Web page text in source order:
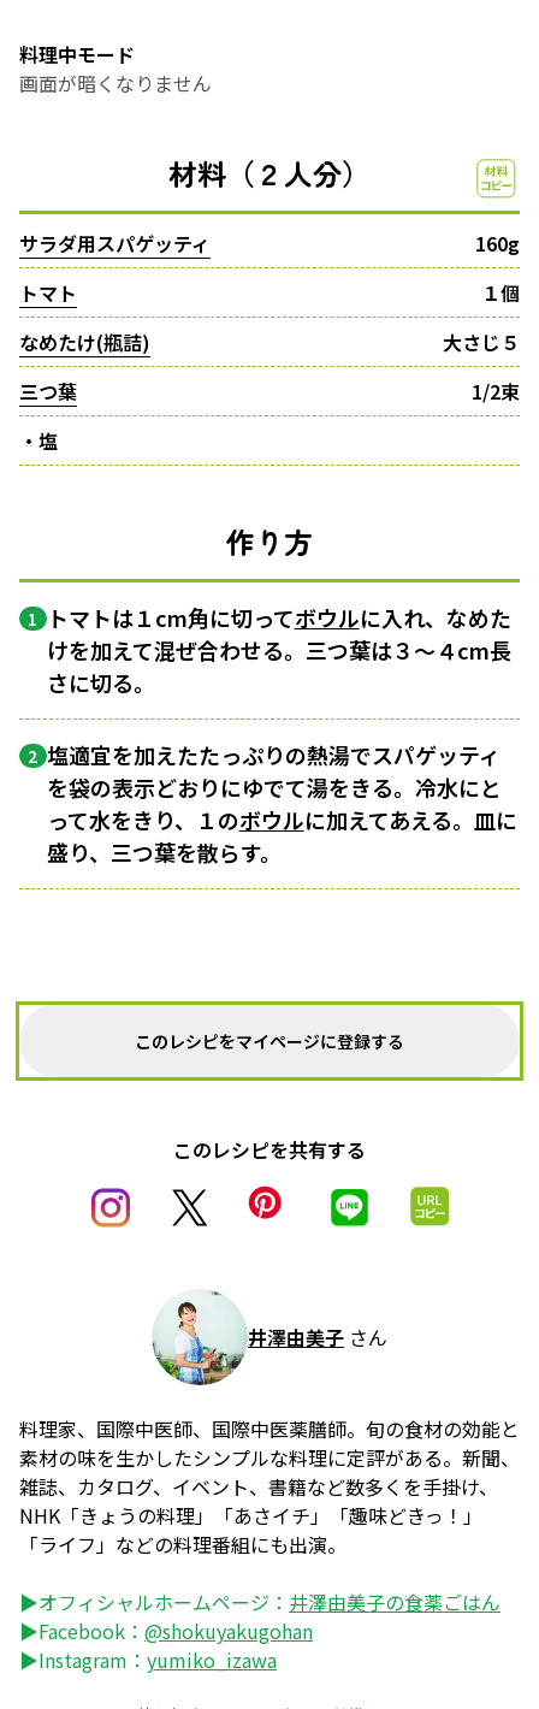
料理中モード
画面が暗くなりません
材料（２人分）
サラダ用スパゲッティ
160g
トマト
１個
なめたけ(瓶詰)
大さじ５
三つ葉
1/2束
・塩
作り方
1 トマトは１cm角に切ってボウルに入れ、なめた
けを加えて混ぜ合わせる。三つ葉は３〜４cm長
さに切る。
2 塩適宜を加えたたっぷりの熱湯でスパゲッティ
を袋の表示どおりにゆでて湯をきる。冷水にと
って水をきり、１のボウルに加えてあえる。皿に
盛り、三つ葉を散らす。
このレシピをマイページに登録する
このレシピを共有する
井澤由美子 さん
料理家、国際中医師、国際中医薬膳師。旬の食材の効能と
素材の味を生かしたシンプルな料理に定評がある。新聞、
雑誌、カタログ、イベント、書籍など数多くを手掛け、
NHK「きょうの料理」「あさイチ」「趣味どきっ！」
「ライフ」などの料理番組にも出演。
▶オフィシャルホームページ： 井澤由美子の食薬ごはん
▶Facebook： @shokuyakugohan
▶Instagram： yumiko_izawa